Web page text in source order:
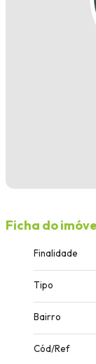
Ficha do
Finalidade
Tipo
Bairro
Cód/Ref